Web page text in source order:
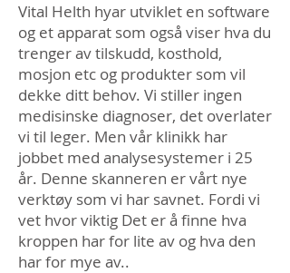
Vital Helth hyar utviklet en software
og et apparat som også viser hva du
trenger av tilskudd, kosthold,
mosjon etc og produkter som vil
dekke ditt behov. Vi stiller ingen
medisinske diagnoser, det overlater
vi til leger. Men vår klinikk har
jobbet med analysesystemer i 25
år. Denne skanneren er vårt nye
verktøy som vi har savnet. Fordi vi
vet hvor viktig Det er å finne hva
kroppen har for lite av og hva den
har for mye av..